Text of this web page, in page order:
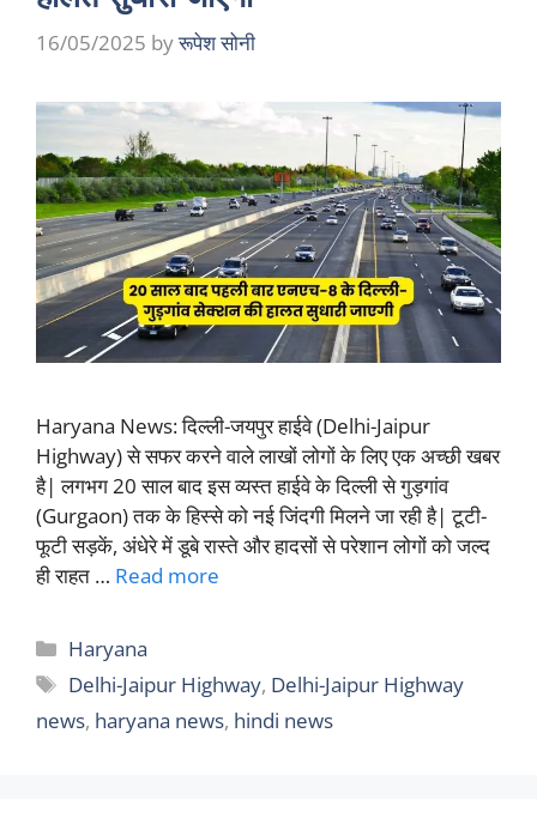
16/05/2025 byरूपेश सोनी
Haryana News: दिल्ली-जयपुर हाईवे (Delhi-Jaipur
Highway) से सफर करने वाले लाखों लोगों के लिए एक अच्छी खबर
है| लगभग 20 साल बाद इस व्यस्त हाईवे के दिल्ली से गुड़गांव
(Gurgaon) तक के हिस्से को नई जिंदगी मिलने जा रही है| टूटी-
फूटी सड़कें, अंधेरे में डूबे रास्ते और हादसों से परेशान लोगों को जल्द
ही राहत … Read more
Categories
Haryana
Tags
Delhi-Jaipur Highway, Delhi-Jaipur Highway
news, haryana news, hindi news